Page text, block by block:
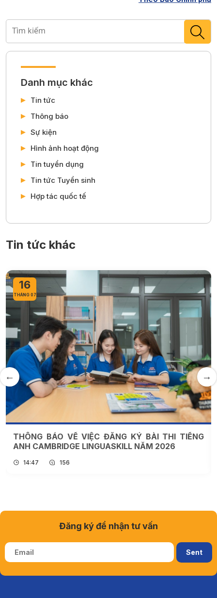
Danh mục khác
Tin tức
Thông báo
Sự kiện
Hình ảnh hoạt động
Tin tuyển dụng
Tin tức Tuyển sinh
Hợp tác quốc tế
Tin tức khác
16
THÁNG 07
THÔNG BÁO VỀ VIỆC ĐĂNG KÝ BÀI THI TIẾNG
ANH CAMBRIDGE LINGUASKILL NĂM 2026
14:47 156
Đăng ký để nhận tư vấn